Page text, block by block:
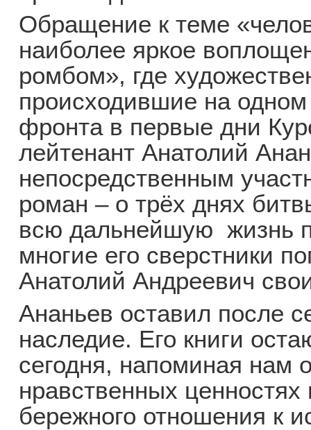
Обращение к теме
наиболее яркое
ромбом», где
происходившие на одном
фронта в первые дни
лейтенант Анатолий
непосредственным
роман – о трёх днях
всю дальнейшую жизнь
многие его сверстники
Анатолий Андреевич
Ананьев оставил после
наследие. Его книги
сегодня, напоминая нам
нравственных
бережного отношения к